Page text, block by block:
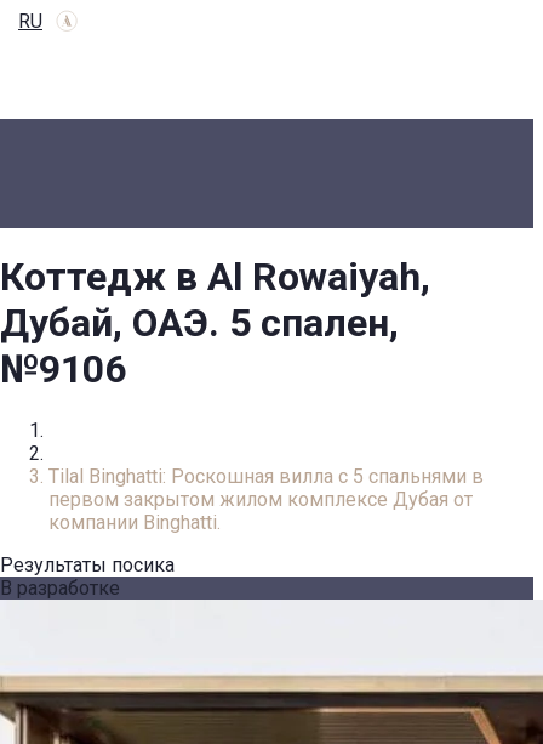
RU
Коттедж в Al Rowaiyah,
Дубай, ОАЭ. 5 спален,
№9106
Tilal Binghatti: Роскошная вилла с 5 спальнями в
первом закрытом жилом комплексе Дубая от
компании Binghatti.
Результаты посика
В разработке